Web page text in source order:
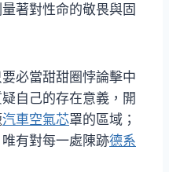
著對性命的敬畏與固
必當甜甜圈悖論擊中
自己的存在意義，開
汽車空氣芯罩的區域；
有對每一處陳跡德系